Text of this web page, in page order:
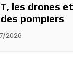
les drones et
des pompiers
2026